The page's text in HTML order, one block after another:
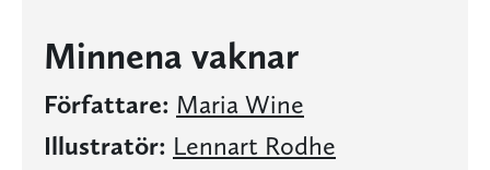
Minnena vaknar
Författare: Maria Wine
Illustratör: Lennart Rodhe